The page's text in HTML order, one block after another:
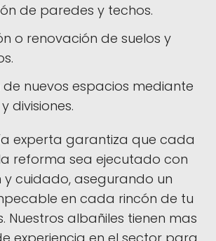
de paredes y techos.
o renovación de suelos y
nuevos espacios mediante
divisiones.
experta garantiza que cada
reforma sea ejecutado con
y cuidado, asegurando un
en cada rincón de tu
Nuestros albañiles tienen mas
experiencia en el sector para